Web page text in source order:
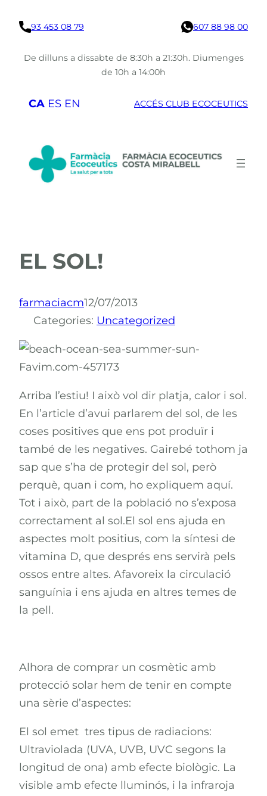
93 453 08 79 607 88 98 00
De dilluns a dissabte de 8:30h a 21:30h. Diumenges
de 10h a 14:00h
CA ES EN ACCÉS CLUB ECOCEUTICS
EL SOL!
farmaciacm12/07/2013
Categories: Uncategorized
Arriba l’estiu! I això vol dir platja, calor i sol.
En l’article d’avui parlarem del sol, de les
coses positives que ens pot produïr i
també de les negatives. Gairebé tothom ja
sap que s’ha de protegir del sol, però
perquè, quan i com, ho expliquem aquí.
Tot i això, part de la població no s’exposa
correctament al sol.El sol ens ajuda en
aspectes molt positius, com la síntesi de
vitamina D, que després ens servirà pels
ossos entre altes. Afavoreix la circulació
sanguínia i ens ajuda en altres temes de
la pell.
Alhora de comprar un cosmètic amb
protecció solar hem de tenir en compte
una sèrie d’aspectes:
El sol emet tres tipus de radiacions:
Ultraviolada (UVA, UVB, UVC segons la
longitud de ona) amb efecte biològic. La
visible amb efecte lluminós, i la infraroja